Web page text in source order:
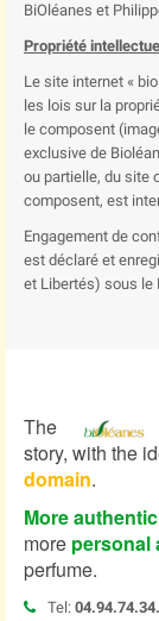
BiOléanes et
Propriété
Le site internet «
les lois sur la
le composent
exclusive de
ou partielle, du site
composent, est
Engagement de
est déclaré et
et Libertés) sous le
The
story, with the
domain.
More authentic
more personal
perfume.
Tel: